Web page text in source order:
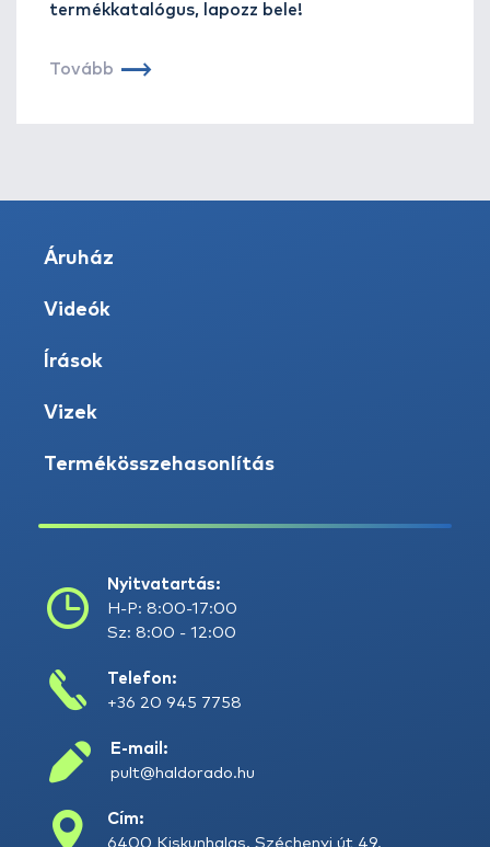
termékkatalógus, lapozz bele!
Tovább
Áruház
Videók
Írások
Vizek
Termékösszehasonlítás
Nyitvatartás:
H-P: 8:00-17:00
Sz: 8:00 - 12:00
Telefon:
+36 20 945 7758
E-mail:
pult@haldorado.hu
Cím:
6400 Kiskunhalas, Széchenyi út 49.